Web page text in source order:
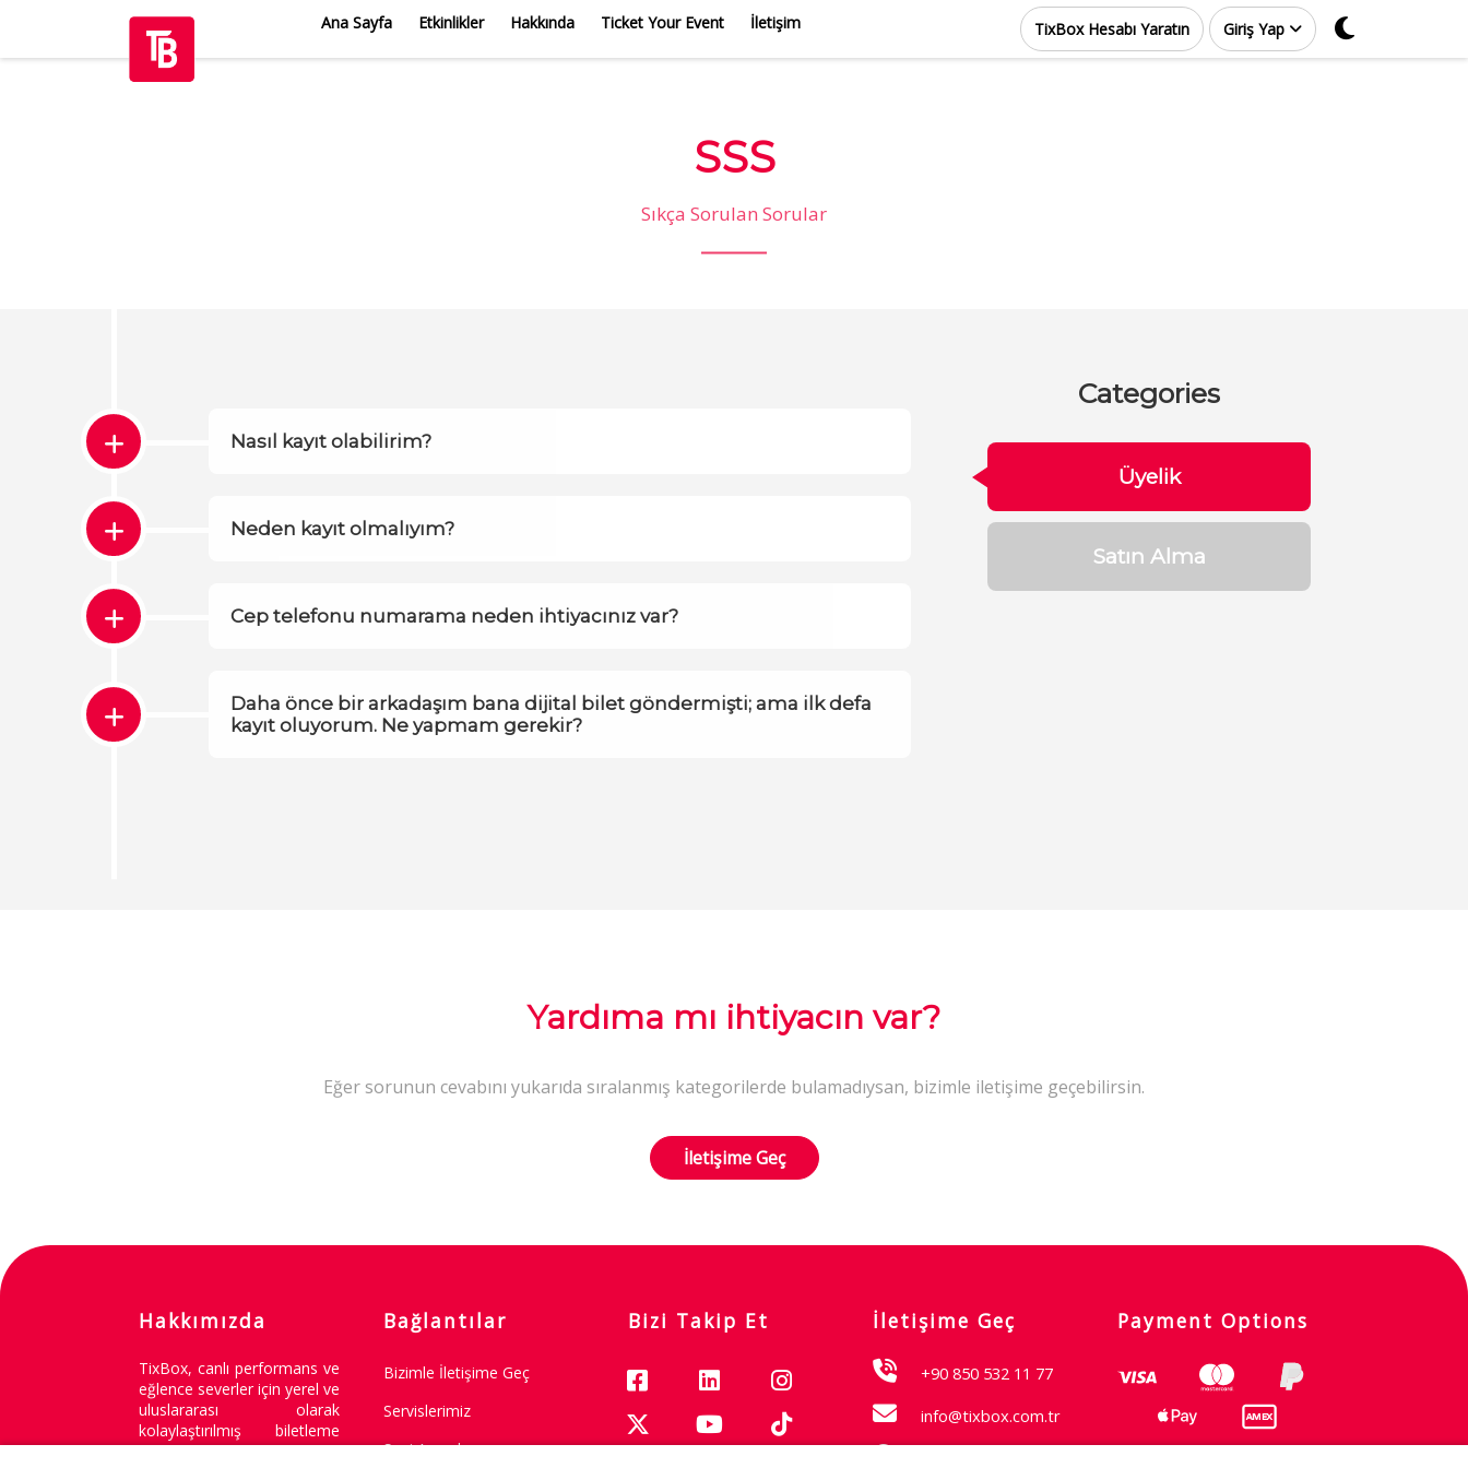
Ana Sayfa Etkinlikler Hakkında Ticket Your Event İletişim TixBox Hesabı Yaratın Giriş Yap
SSS
Sıkça Sorulan Sorular
Categories
Üyelik
Satın Alma
Nasıl kayıt olabilirim?
Neden kayıt olmalıyım?
Cep telefonu numarama neden ihtiyacınız var?
Daha önce bir arkadaşım bana dijital bilet göndermişti; ama ilk defa
kayıt oluyorum. Ne yapmam gerekir?
Yardıma mı ihtiyacın var?
Eğer sorunun cevabını yukarıda sıralanmış kategorilerde bulamadıysan, bizimle iletişime geçebilirsin.
İletişime Geç
Hakkımızda
TixBox, canlı performans ve
eğlence severler için yerel ve
uluslararası olarak
kolaylaştırılmış biletleme
deneyimi sunar.
Bağlantılar
Bizimle İletişime Geç
Servislerimiz
Seni Arayalım
Bizi Takip Et İletişime Geç
+90 850 532 11 77
info@tixbox.com.tr
Payment Options